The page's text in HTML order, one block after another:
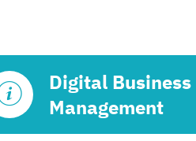
Digital Business
Management